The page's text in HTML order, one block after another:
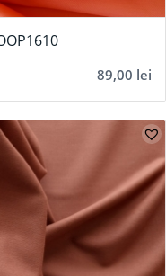
89,00 lei